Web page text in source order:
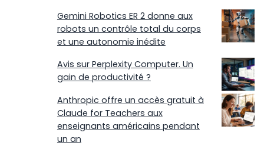
Gemini Robotics ER 2 donne aux
robots un contrôle total du corps
et une autonomie inédite
Avis sur Perplexity Computer. Un
gain de productivité ?
Anthropic offre un accès gratuit à
Claude for Teachers aux
enseignants américains pendant
un an